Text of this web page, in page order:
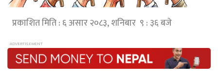
प्रकाशित मिति : ६ असार २०८३, शनिबार ९ : ३६ बजे